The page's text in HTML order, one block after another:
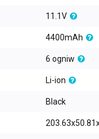
11.1V
4400mAh
6 ogniw
Li-ion
Black